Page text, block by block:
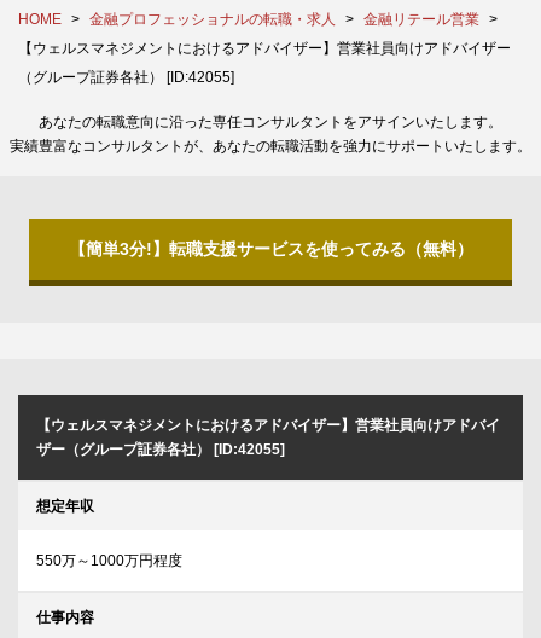
HOME 金融プロフェッショナルの転職・求人
金融リテール営業
【ウェルスマネジメントにおけるアドバイザー】営業社員向けアドバイザー
（グループ証券各社） [ID:42055]
あなたの転職意向に沿った専任コンサルタントをアサインいたします。
実績豊富なコンサルタントが、あなたの転職活動を強力にサポートいたします。
【簡単3分!】転職支援サービスを使ってみる（無料）
【ウェルスマネジメントにおけるアドバイザー】営業社員向けアドバイ
ザー（グループ証券各社） [ID:42055]
想定年収
550万～1000万円程度
仕事内容